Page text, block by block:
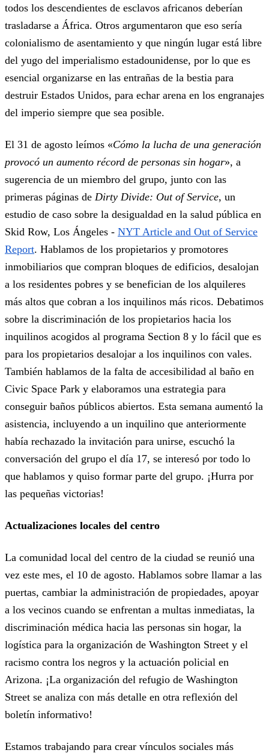
todos los descendientes de esclavos africanos deberían
trasladarse a África. Otros argumentaron que eso sería
colonialismo de asentamiento y que ningún lugar está libre
del yugo del imperialismo estadounidense, por lo que es
esencial organizarse en las entrañas de la bestia para
destruir Estados Unidos, para echar arena en los engranajes
del imperio siempre que sea posible.
El 31 de agosto leímos «Cómo la lucha de una generación
provocó un aumento récord de personas sin hogar», a
sugerencia de un miembro del grupo, junto con las
primeras páginas de Dirty Divide: Out of Service, un
estudio de caso sobre la desigualdad en la salud pública en
Skid Row, Los Ángeles - NYT Article and Out of Service
Report. Hablamos de los propietarios y promotores
inmobiliarios que compran bloques de edificios, desalojan
a los residentes pobres y se benefician de los alquileres
más altos que cobran a los inquilinos más ricos. Debatimos
sobre la discriminación de los propietarios hacia los
inquilinos acogidos al programa Section 8 y lo fácil que es
para los propietarios desalojar a los inquilinos con vales.
También hablamos de la falta de accesibilidad al baño en
Civic Space Park y elaboramos una estrategia para
conseguir baños públicos abiertos. Esta semana aumentó la
asistencia, incluyendo a un inquilino que anteriormente
había rechazado la invitación para unirse, escuchó la
conversación del grupo el día 17, se interesó por todo lo
que hablamos y quiso formar parte del grupo. ¡Hurra por
las pequeñas victorias!
Actualizaciones locales del centro
La comunidad local del centro de la ciudad se reunió una
vez este mes, el 10 de agosto. Hablamos sobre llamar a las
puertas, cambiar la administración de propiedades, apoyar
a los vecinos cuando se enfrentan a multas inmediatas, la
discriminación médica hacia las personas sin hogar, la
logística para la organización de Washington Street y el
racismo contra los negros y la actuación policial en
Arizona. ¡La organización del refugio de Washington
Street se analiza con más detalle en otra reflexión del
boletín informativo!
Estamos trabajando para crear vínculos sociales más